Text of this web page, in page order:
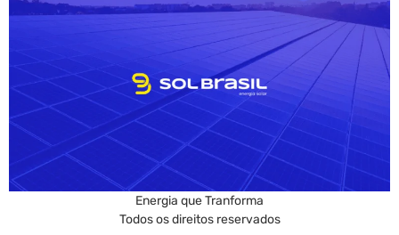
Energia que Tranforma
Todos os direitos reservados